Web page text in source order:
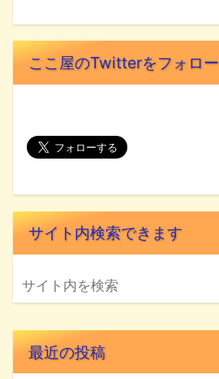
ここ屋のTwitterをフォロー
サイト内検索できます
最近の投稿